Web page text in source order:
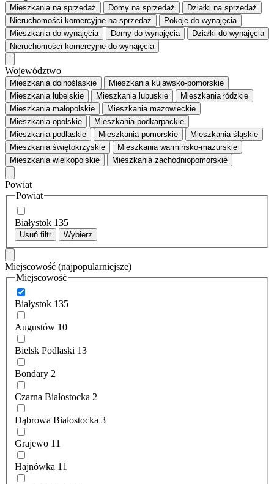
Mieszkaniana sprzedaż Domy na sprzedaż Działki na sprzedaż
Nieruchomości komercyjne na sprzedaż Pokoje do wynajęcia
Mieszkaniado wynajęcia Domy do wynajęcia Działki do wynajęcia
Nieruchomości komercyjne do wynajęcia
Województwo
Mieszkania dolnośląskie
Mieszkania kujawsko-pomorskie
Mieszkania lubelskie
Mieszkania lubuskie
Mieszkania łódzkie
Mieszkania małopolskie
Mieszkania mazowieckie
Mieszkania opolskie
Mieszkania podkarpackie
Mieszkania podlaskie
Mieszkania pomorskie
Mieszkania śląskie
Mieszkania świętokrzyskie
Mieszkania warmińsko-mazurskie
Mieszkania wielkopolskie
Mieszkania zachodniopomorskie
Powiat
Powiat
Białystok 135
Usuń filtr Wybierz
Miejscowość (najpopularniejsze)
Miejscowość
Białystok 135
Augustów 10
Bielsk Podlaski 13
Bondary 2
Czarna Białostocka 2
Dąbrowa Białostocka 3
Grajewo 11
Hajnówka 11